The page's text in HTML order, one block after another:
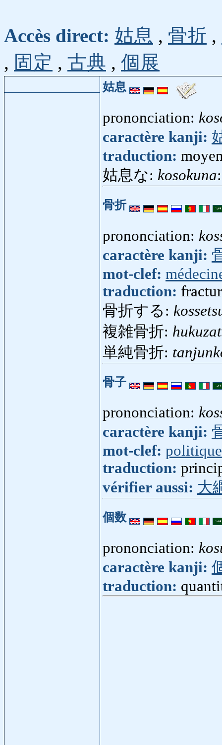
Accès direct: 姑息 , 骨折 ,
, 固定 , 古典 , 個展
姑息
prononciation:
caractère kanji:
traduction:
姑息な: kosokuna
骨折
prononciation:
caractère kanji:
mot-clef:
traduction:
骨折する:
複雑骨折:
単純骨折:
骨子
prononciation:
caractère kanji:
mot-clef: politique
traduction:
vérifier aussi: 大
個数
prononciation:
caractère kanji:
traduction: